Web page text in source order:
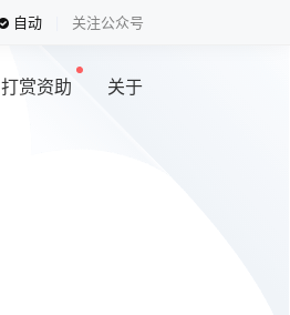
自动 关注公众号
打赏资助 关于